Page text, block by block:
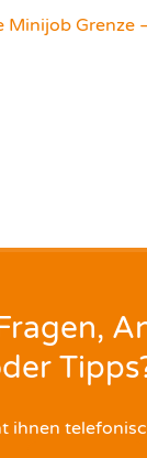
Minijob Grenze
ihnen